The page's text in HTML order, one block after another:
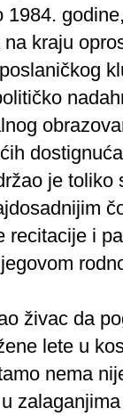
1984.
kraju
je
recitacije i
živac da
lete u
nema